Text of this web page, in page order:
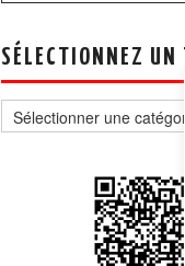
SÉLECTIONNEZ UN
un
thème